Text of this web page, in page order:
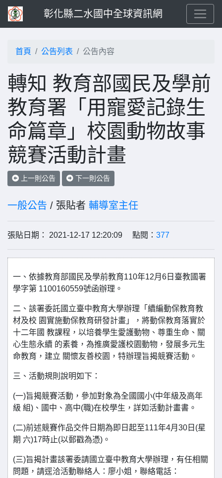
彰化縣二水國中全球資訊網
首頁 公告列表 公告內容
轉知 教育部國民及學前
教育署「用寵愛記錄生
命篇章」校園動物故事
競賽活動計畫
上一則公告 下一則公告
一般公告 / 張貼者 輔導室主任
張貼日期： 2021-12-17 12:20:09 點閱： 377
一、依據教育部國民及學前教育110年12月6日臺教國署
學字第 1100160559號函辦理。
二、該署委託國立臺中教育大學辦理「續編動保教育教
材及校 園實施動保教育研發計畫」，將動保教育落實於
十二年國 教課程，以培養學生愛護動物、尊重生命、關
心生態永續 的素養，為推廣愛護校園動物，發展多元生
命教育，建立 關懷友善校園，特辦理旨揭競賽活動。
三、活動規則說明如下：
(一)旨揭競賽活動，參加對象為全國國小(中年級及高年
級 組)、國中、高中(職)在校學生，詳如活動計畫書。
(二)前述競賽作品交件日期為即日起至111年4月30日(星
期 六)17時止(以郵戳為憑)。
(三)旨揭計畫該署委請國立臺中教育大學辦理，有任相關
問題，請逕洽活動聯絡人：廖小姐，聯絡電話：